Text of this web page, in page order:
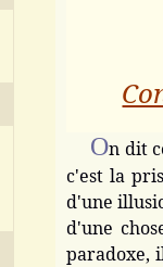
On dit
c'est la
d'une
d'une
paradoxe,